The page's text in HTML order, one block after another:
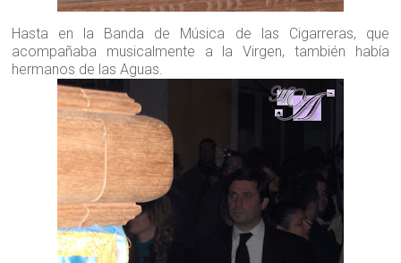
Hasta en la Banda de Música de las Cigarreras, que
acompañaba musicalmente a la Virgen, también había
hermanos de las Aguas.